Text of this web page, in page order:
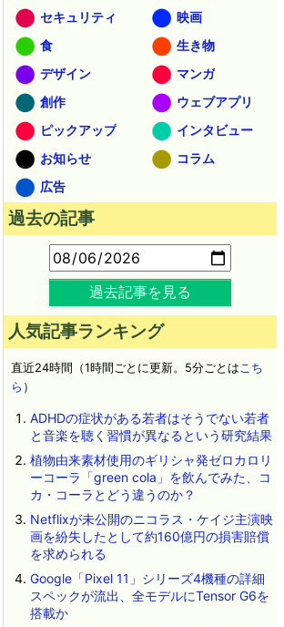
セキュリティ
映画
食
生き物
デザイン
マンガ
創作
ウェブアプリ
ピックアップ
インタビュー
お知らせ
コラム
広告
過去の記事
過去記事を見る
人気記事ランキング
直近24時間（1時間ごとに更新。5分ごとはこち
ら ）
ADHDの症状がある若者はそうでない若者
と音楽を聴く習慣が異なるという研究結果
植物由来素材使用のギリシャ発ゼロカロリ
ーコーラ「green cola」を飲んでみた、コ
カ・コーラとどう違うのか？
Netflixが未公開のニコラス・ケイジ主演映
画を紛失したとして約160億円の損害賠償
を求められる
Google「Pixel 11」シリーズ4機種の詳細
スペックが流出、全モデルにTensor G6を
搭載か